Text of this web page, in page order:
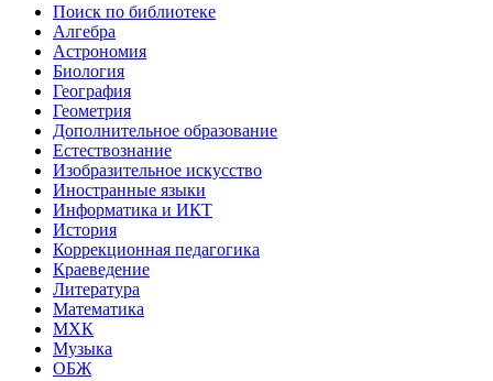
Поиск по библиотеке
Алгебра
Астрономия
Биология
География
Геометрия
Дополнительное образование
Естествознание
Изобразительное искусство
Иностранные языки
Информатика и ИКТ
История
Коррекционная педагогика
Краеведение
Литература
Математика
МХК
Музыка
ОБЖ